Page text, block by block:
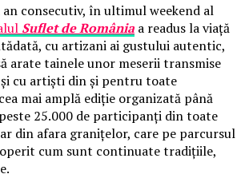
consecutiv, în ultimul weekend al
Suflet de România a readus la viață
cu artizani ai gustului autentic,
arate tainele unor meserii transmise
cu artiști din și pentru toate
mai amplă ediție organizată până
25.000 de participanți din toate
din afara granițelor, care pe parcursul
cum sunt continuate tradițiile,